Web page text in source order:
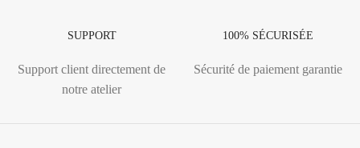
SUPPORT
Support client directement de
notre atelier
100% SÉCURISÉE
Sécurité de paiement garantie